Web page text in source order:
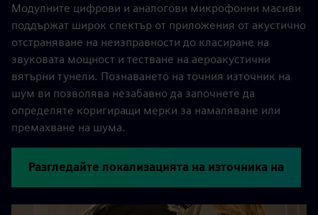
Модулните цифрови и аналогови микрофонни масиви
поддържат широк спектър от приложения от акустично
отстраняване на неизправности до класиране на
звуковата мощност и тестване на аероакустични
вятърни тунели. Познаването на точния източник на
шум ви позволява незабавно да започнете да
определяте коригиращи мерки за намаляване или
премахване на шума.
Разгледайте локализацията на източника на